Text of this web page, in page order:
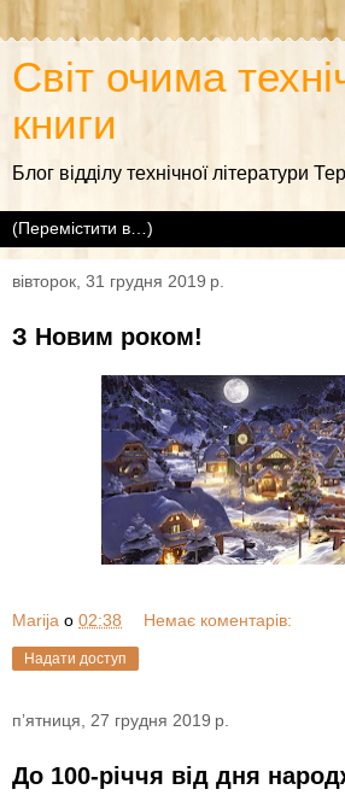
Світ очима
книги
Блог відділу технічної літератури
вівторок, 31 грудня 2019 р.
З Новим роком!
Marija о 02:38 Немає коментарів:
Надати доступ
пʼятниця, 27 грудня 2019 р.
До 100-річчя від дня